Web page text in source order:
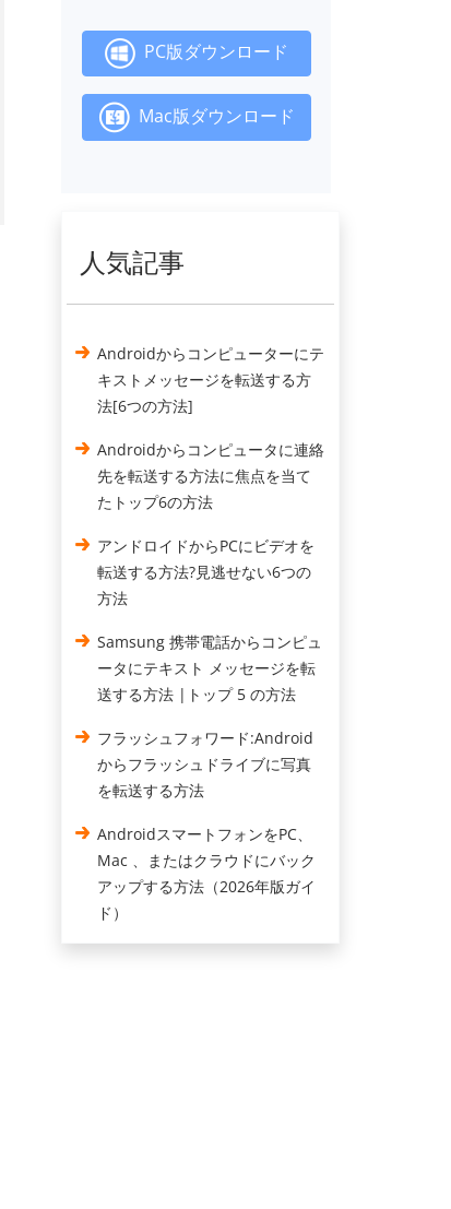
PC版ダウンロード
Mac版ダウンロード
人気記事
Androidからコンピューターにテ
キストメッセージを転送する方
法[6つの方法]
Androidからコンピュータに連絡
先を転送する方法に焦点を当て
たトップ6の方法
アンドロイドからPCにビデオを
転送する方法?見逃せない6つの
方法
Samsung 携帯電話からコンピュ
ータにテキスト メッセージを転
送する方法 |トップ 5 の方法
フラッシュフォワード:Android
からフラッシュドライブに写真
を転送する方法
AndroidスマートフォンをPC、
Mac 、またはクラウドにバック
アップする方法（2026年版ガイ
ド）